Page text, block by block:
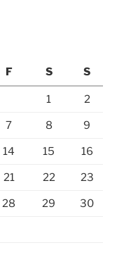
F S S
1 2
7 8 9
14 15 16
21 22 23
28 29 30